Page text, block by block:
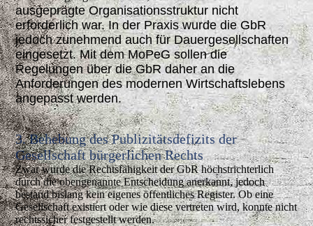
ausgeprägte Organisationsstruktur nicht
erforderlich war. In der Praxis wurde die GbR
jedoch zunehmend auch für Dauergesellschaften
eingesetzt. Mit dem MoPeG sollen die
Regelungen über die GbR daher an die
Anforderungen des modernen Wirtschaftslebens
angepasst werden.
3. Behebung des Publizitätsdefizits der
Gesellschaft bürgerlichen Rechts
Zwar wurde die Rechtsfähigkeit der GbR höchstrichterlich
durch die obengenannte Entscheidung anerkannt, jedoch
bestand bislang kein eigenes öffentliches Register. Ob eine
Gesellschaft existiert oder wie diese vertreten wird, konnte nicht
rechtssicher festgestellt werden.